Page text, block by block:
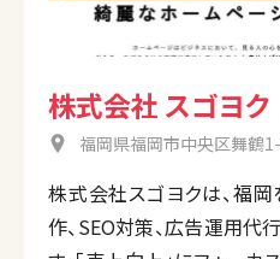
株式会社 スゴヨク
福岡県福岡市中央区舞鶴
株式会社スゴヨクは、福
作、SEO対策、広告運用代